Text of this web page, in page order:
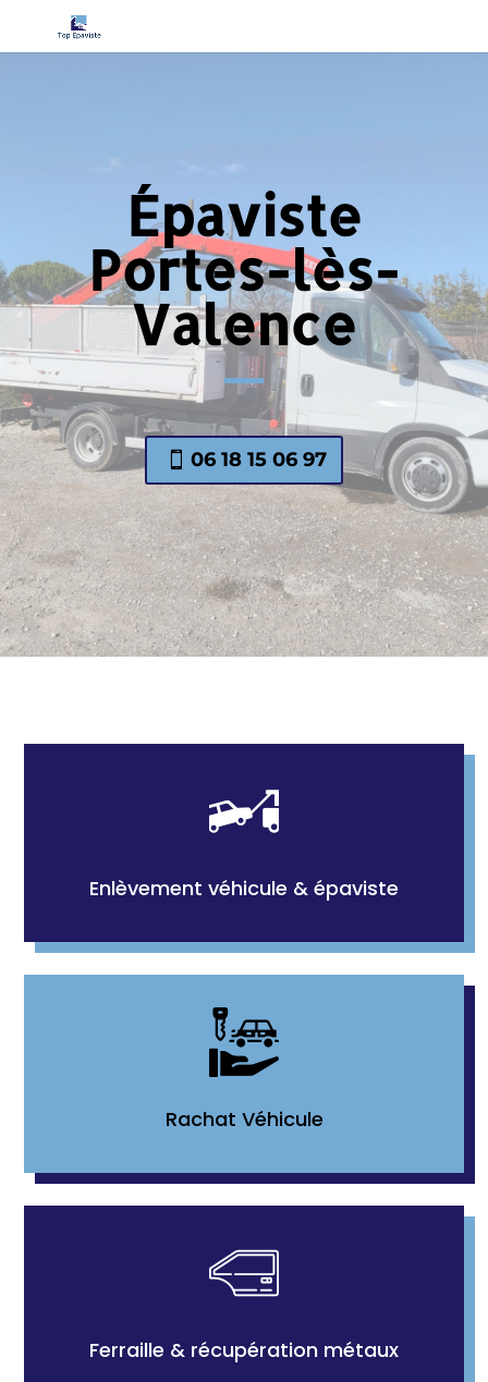
Épaviste
Portes-lès-
Valence
06 18 15 06 97
Enlèvement véhicule & épaviste
Rachat Véhicule
Ferraille & récupération métaux